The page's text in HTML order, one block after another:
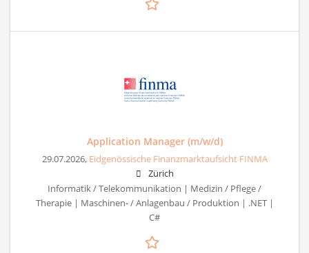
Application Manager (m/w/d)
29.07.2026, Eidgenössische Finanzmarktaufsicht FINMA
Zürich
Informatik / Telekommunikation | Medizin / Pflege /
Therapie | Maschinen- / Anlagenbau / Produktion | .NET |
C#